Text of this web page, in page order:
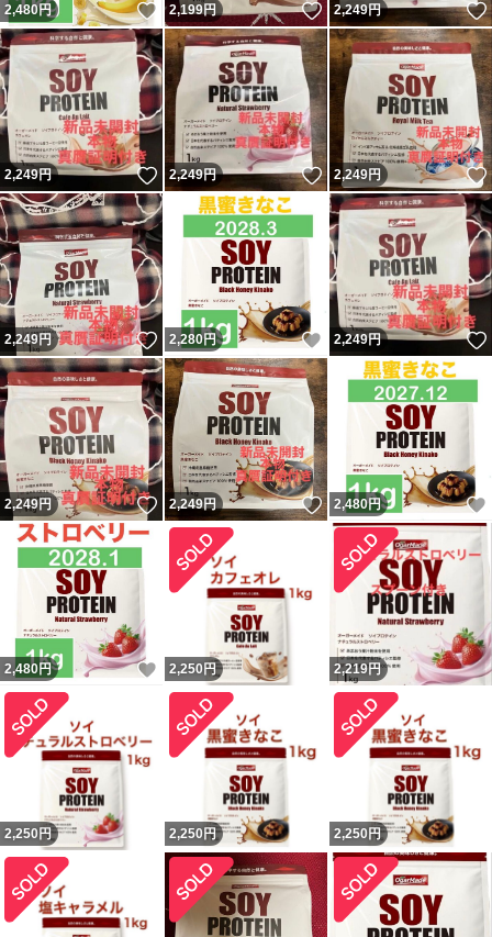
2,480円 いいね！
2,199円 いいね！
2,249円
2,249円 いいね！
2,249円 いいね！
2,249円
2,249円 いいね！
2,280円 いいね！
2,249円
2,249円 いいね！
2,249円 いいね！
2,480円
2,480円 いいね！
2,250 円 2,219円
2,250 円 2,250 円 2,250 円